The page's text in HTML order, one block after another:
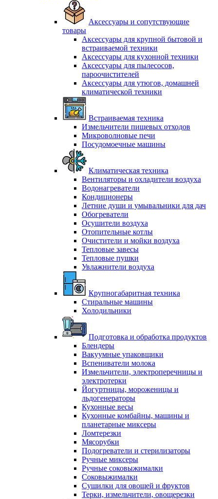
Аксессуары и сопутствующие
товары
Аксессуары для крупной бытовой и
встраиваемой техники
Аксессуары для кухонной техники
Аксессуары для пылесосов,
пароочистителей
Аксессуары для утюгов, домашней
климатической техники
Встраиваемая техника
Измельчители пищевых отходов
Микроволновые печи
Посудомоечные машины
Климатическая техника
Вентиляторы и охладители воздуха
Водонагреватели
Кондиционеры
Летние души и умывальники для дач
Обогреватели
Осушители воздуха
Отопительные котлы
Очистители и мойки воздуха
Тепловые завесы
Тепловые пушки
Увлажнители воздуха
Крупногабаритная техника
Стиральные машины
Холодильники
Подготовка и обработка продуктов
Блендеры
Вакуумные упаковщики
Вспениватели молока
Измельчители, электроперечницы и
электротерки
Йогуртницы, мороженицы и
льдогенераторы
Кухонные весы
Кухонные комбайны, машины и
планетарные миксеры
Ломтерезки
Мясорубки
Подогреватели и стерилизаторы
Ручные миксеры
Ручные соковыжималки
Соковыжималки
Сушилки для овощей и фруктов
Терки, измельчители, овощерезки